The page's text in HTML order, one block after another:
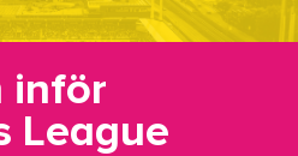
inför
League